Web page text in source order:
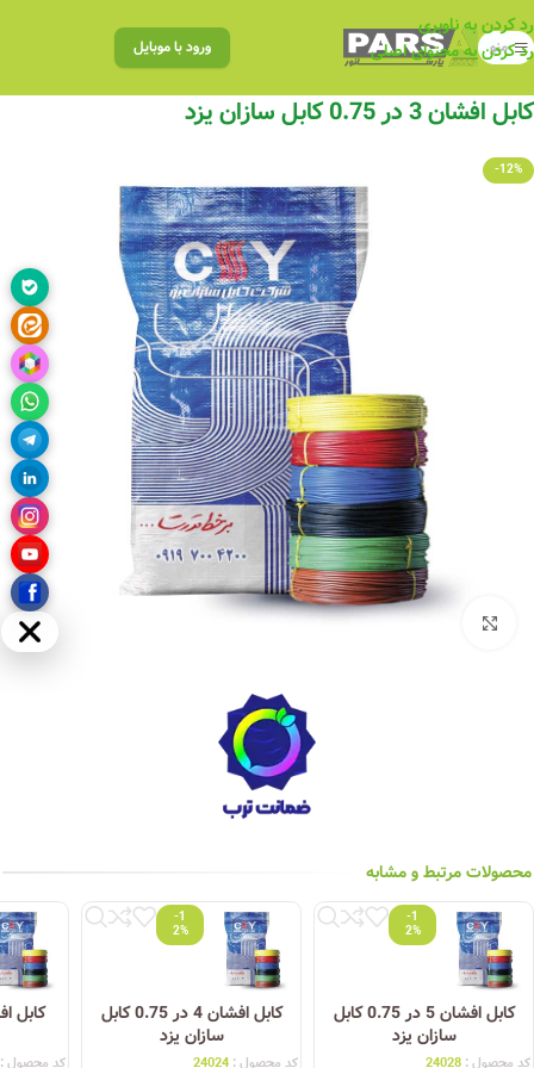
رد کردن به ناوبری
رد کردن به محتوای اصلی
منو ورود با موبایل
کابل افشان 3 در 0.75 کابل سازان یزد
-12%
بزرگنمایی تصویر
محصولات مرتبط و مشابه
-1
2%
کابل افشان 5 در 0.75 کابل
سازان یزد
کد محصول : 24028
-1
2%
کابل افشان 4 در 0.75 کابل
سازان یزد
کد محصول : 24024 کد محصول